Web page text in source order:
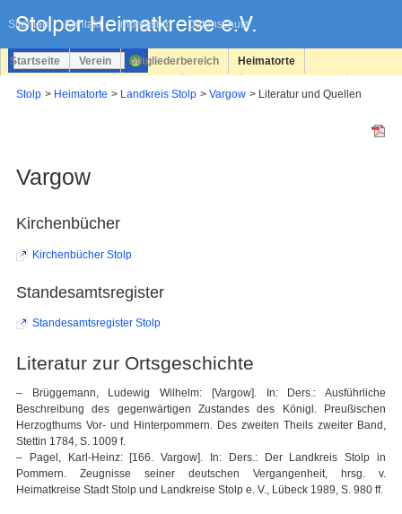
Sitemap Kontakt Impressum Datenschutz
überspringen
Startseite Verein Mitgliederbereich Heimatorte
Stolp Heimatorte Landkreis Stolp Vargow Literatur und Quellen
Vargow
Kirchenbücher
Kirchenbücher Stolp
Standesamtsregister
Standesamtsregister Stolp
Literatur zur Ortsgeschichte
– Brüggemann, Ludewig Wilhelm: [Vargow]. In: Ders.: Ausführliche
Beschreibung des gegenwärtigen Zustandes des Königl. Preußischen
Herzogthums Vor- und Hinterpommern. Des zweiten Theils zweiter Band,
Stettin 1784, S. 1009 f.
– Pagel, Karl-Heinz: [166. Vargow]. In: Ders.: Der Landkreis Stolp in
Pommern. Zeugnisse seiner deutschen Vergangenheit, hrsg. v.
Heimatkreise Stadt Stolp und Landkreise Stolp e. V., Lübeck 1989, S. 980 ff.